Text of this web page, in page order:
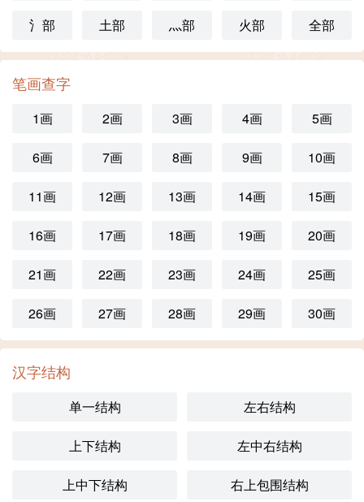
氵部 土部 灬部 火部 全部
笔画查字
1画 2画 3画 4画 5画
6画 7画 8画 9画 10画
11画 12画 13画 14画 15画
16画 17画 18画 19画 20画
21画 22画 23画 24画 25画
26画 27画 28画 29画 30画
汉字结构
单一结构 左右结构
上下结构 左中右结构
上中下结构 右上包围结构